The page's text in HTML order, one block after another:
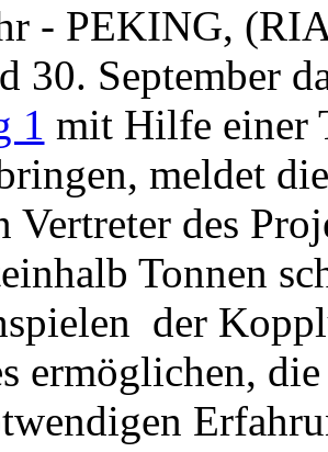
- PEKING,
30. September
1 mit Hilfe einer
meldet
Vertreter des
Tonnen
der
ermöglichen,